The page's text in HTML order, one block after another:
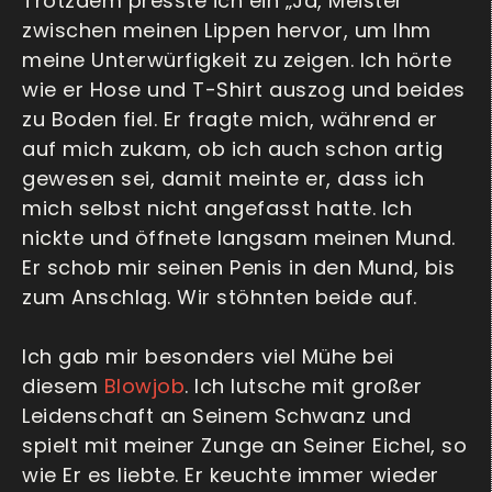
zwischen meinen Lippen hervor, um Ihm
meine Unterwürfigkeit zu zeigen. Ich hörte
wie er Hose und T-Shirt auszog und beides
zu Boden fiel. Er fragte mich, während er
auf mich zukam, ob ich auch schon artig
gewesen sei, damit meinte er, dass ich
mich selbst nicht angefasst hatte. Ich
nickte und öffnete langsam meinen Mund.
Er schob mir seinen Penis in den Mund, bis
zum Anschlag. Wir stöhnten beide auf.
Ich gab mir besonders viel Mühe bei
diesem Blowjob. Ich lutsche mit großer
Leidenschaft an Seinem Schwanz und
spielt mit meiner Zunge an Seiner Eichel, so
wie Er es liebte. Er keuchte immer wieder